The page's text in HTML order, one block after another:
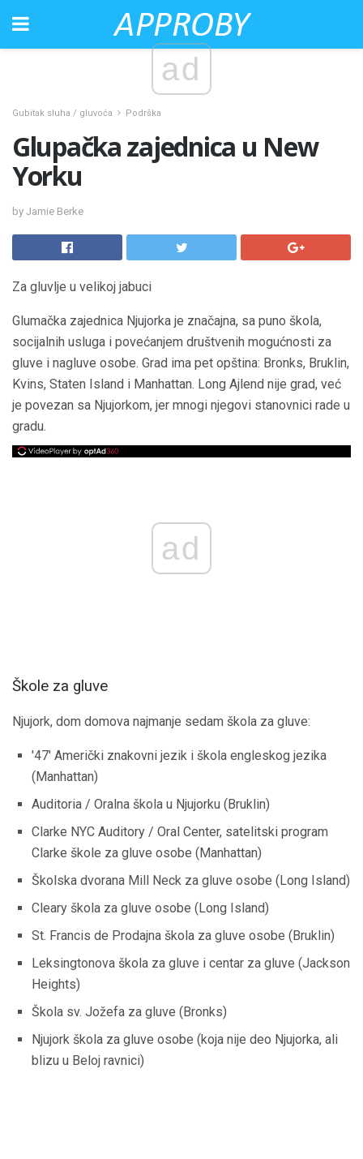
ad
Gubitak sluha / gluvoća Podrška
Glupačka zajednica u New
Yorku
by Jamie Berke
Za gluvlje u velikoj jabuci
Glumačka zajednica Njujorka je značajna, sa puno škola,
socijalnih usluga i povećanjem društvenih mogućnosti za
gluve i nagluve osobe. Grad ima pet opština: Bronks, Bruklin,
Kvins, Staten Island i Manhattan. Long Ajlend nije grad, već
je povezan sa Njujorkom, jer mnogi njegovi stanovnici rade u
gradu.
ad
Škole za gluve
Njujork, dom domova najmanje sedam škola za gluve:
'47' Američki znakovni jezik i škola engleskog jezika
(Manhattan)
Auditoria / Oralna škola u Njujorku (Bruklin)
Clarke NYC Auditory / Oral Center, satelitski program
Clarke škole za gluve osobe (Manhattan)
Školska dvorana Mill Neck za gluve osobe (Long Island)
Cleary škola za gluve osobe (Long Island)
St. Francis de Prodajna škola za gluve osobe (Bruklin)
Leksingtonova škola za gluve i centar za gluve (Jackson
Heights)
Škola sv. Jožefa za gluve (Bronks)
Njujork škola za gluve osobe (koja nije deo Njujorka, ali
blizu u Beloj ravnici)